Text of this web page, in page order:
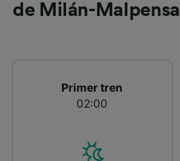
de Milán-Malpensa
Primer tren
02:00